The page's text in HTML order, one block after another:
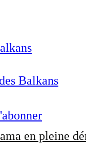
Balkans
en pleine